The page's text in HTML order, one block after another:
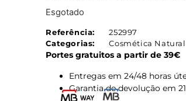
Esgotado
Referência:
252997
Categorias:
Cosmética Natural
Portes gratuitos a partir de 39€
Entregas em 24/48 horas
Garantia de devolução em